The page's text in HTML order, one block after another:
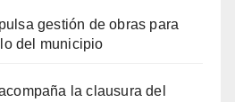
gestión de obras para
del municipio
la clausura del